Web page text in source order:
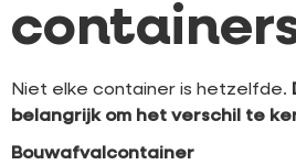
Niet elke container is hetzelfde.
belangrijk om het verschil te
Bouwafvalcontainer